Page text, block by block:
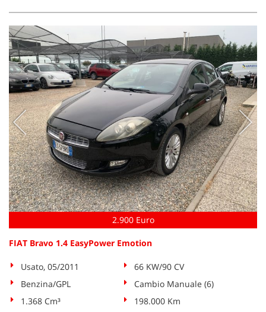
2.900 Euro
FIAT Bravo 1.4 EasyPower Emotion
Usato, 05/2011
66 KW/90 CV
Benzina/GPL
Cambio Manuale (6)
1.368 Cm³
198.000 Km